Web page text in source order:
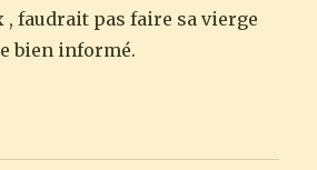
, faudrait pas faire sa vierge
bien informé.